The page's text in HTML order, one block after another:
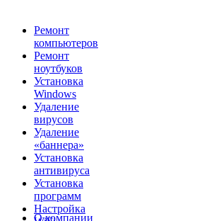
Ремонт
компьютеров
Ремонт
ноутбуков
Установка
Windows
Удаление
вирусов
Удаление
«баннера»
Установка
антивируса
Установка
программ
Настройка
О компании